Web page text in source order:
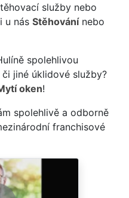
služby nebo
u nás Stěhovánínebo
spolehlivou
jiné úklidové služby?
oken!
spolehlivě a odborně
franchisové